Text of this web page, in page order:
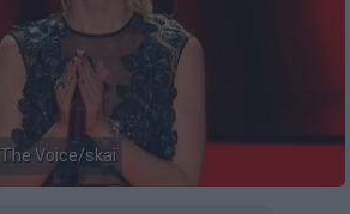
The Voice/skai